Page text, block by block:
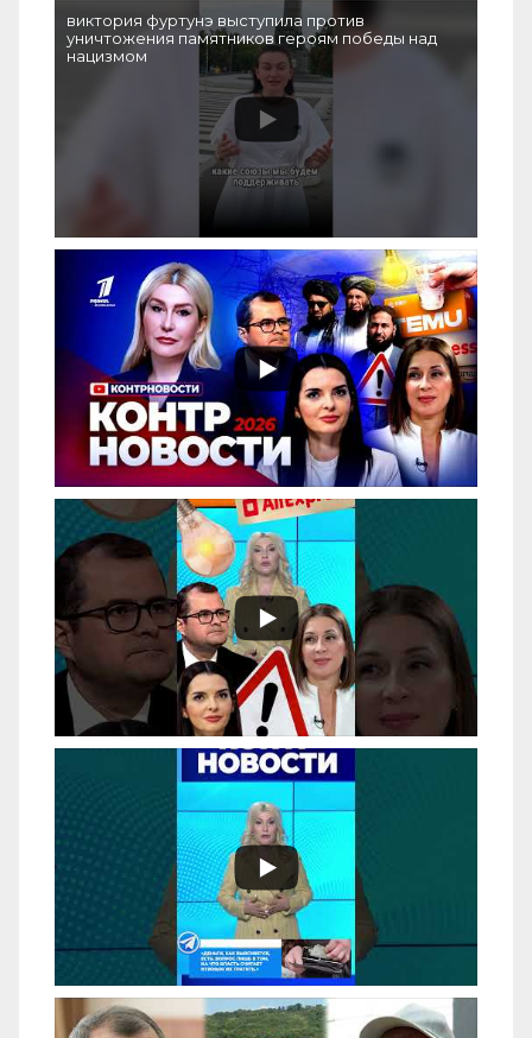
виктория фуртунэ выступила против
уничтожения памятников героям победы над
нацизмом